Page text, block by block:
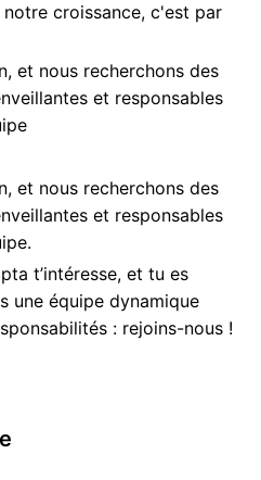
croissance, c'est par
et nous recherchons des
et responsables
et nous recherchons des
et responsables
t’intéresse, et tu es
une équipe dynamique
: rejoins-nous !